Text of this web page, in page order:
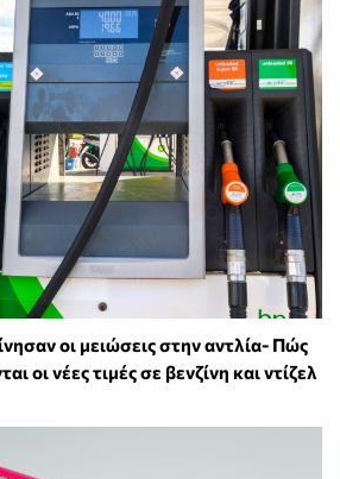
οι μειώσεις στην αντλία- Πώς
οι νέες τιμές σε βενζίνη και ντίζελ